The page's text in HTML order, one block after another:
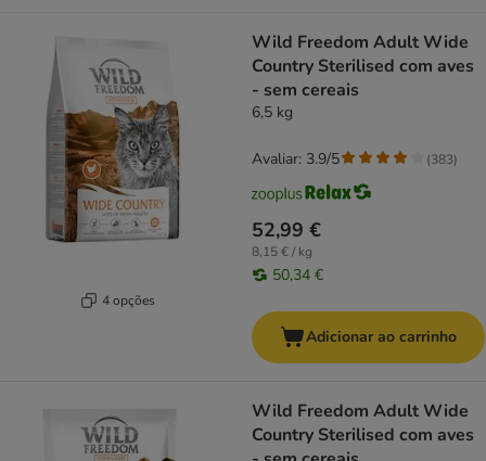
4 opções
Wild Freedom Adult Wide
Country Sterilised com aves
- sem cereais
6,5 kg
52,99 €
8,15 € / kg
50,34 €
Avaliar: 3.9/5 (383)
Adicionar ao carrinho
Wild Freedom Adult Wide
Country Sterilised com aves